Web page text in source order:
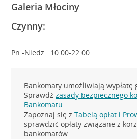
Galeria Młociny
Czynny:
Pn.-Niedz.: 10:00-22:00
Bankomaty umożliwiają wypłatę
Sprawdźzasady bezpiecznego
Bankomatu.
Zapoznaj się zTabelą opłat i
sprawdzić opłaty związane z
bankomatów.